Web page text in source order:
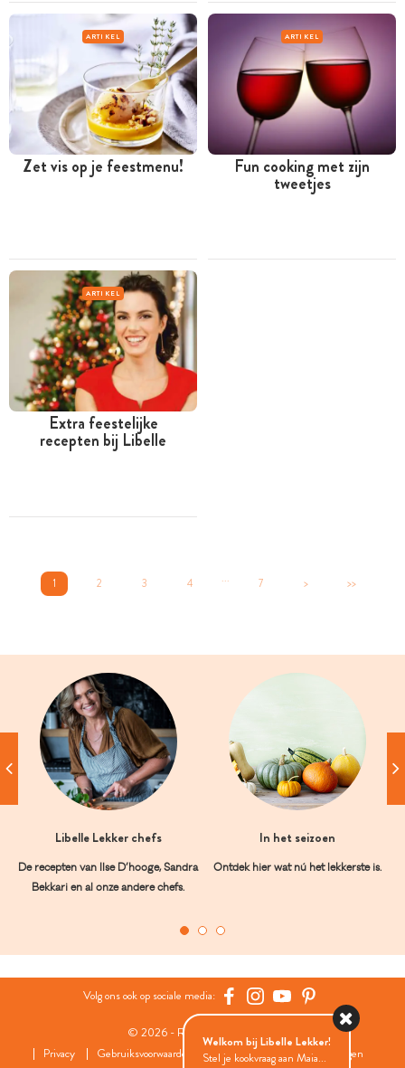
ARTIKEL
Zet vis op je feestmenu!
ARTIKEL
Fun cooking met zijn
tweetjes
ARTIKEL
Extra feestelijke
recepten bij Libelle
1 2 3 4 ... 7 > >>
Libelle Lekker chefs
De recepten van Ilse D’hooge, Sandra
Bekkari en al onze andere chefs.
In het seizoen
Ontdek hier wat nú het lekkerste is.
Volg ons ook op sociale media:
© 2026 - Roularta Media Group
Privacy
Gebruiksvoorwaarden Cookies Cookies instellingen
Welkom bij Libelle Lekker!
Stel je kookvraag aan Maia...